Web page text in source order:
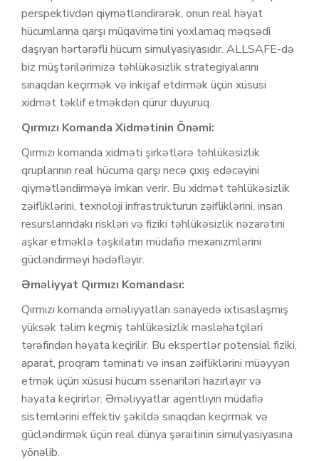
perspektivdən qiymətləndirərək, onun real həyat
hücumlarına qarşı müqavimətini yoxlamaq məqsədi
daşıyan hərtərəfli hücum simulyasiyasıdır. ALLSAFE-də
biz müştərilərimizə təhlükəsizlik strategiyalarını
sınaqdan keçirmək və inkişaf etdirmək üçün xüsusi
xidmət təklif etməkdən qürur duyuruq.
Qırmızı Komanda Xidmətinin Önəmi:
Qırmızı komanda xidməti şirkətlərə təhlükəsizlik
qruplarının real hücuma qarşı necə çıxış edəcəyini
qiymətləndirməyə imkan verir. Bu xidmət təhlükəsizlik
zəifliklərini, texnoloji infrastrukturun zəifliklərini, insan
resurslarındakı riskləri və fiziki təhlükəsizlik nəzarətini
aşkar etməklə təşkilatın müdafiə mexanizmlərini
gücləndirməyi hədəfləyir.
Əməliyyat Qırmızı Komandası:
Qırmızı komanda əməliyyatları sənayedə ixtisaslaşmış
yüksək təlim keçmiş təhlükəsizlik məsləhətçiləri
tərəfindən həyata keçirilir. Bu ekspertlər potensial fiziki,
aparat, proqram təminatı və insan zəifliklərini müəyyən
etmək üçün xüsusi hücum ssenariləri hazırlayır və
həyata keçirirlər. Əməliyyatlar agentliyin müdafiə
sistemlərini effektiv şəkildə sınaqdan keçirmək və
gücləndirmək üçün real dünya şəraitinin simulyasiyasına
yönəlib.